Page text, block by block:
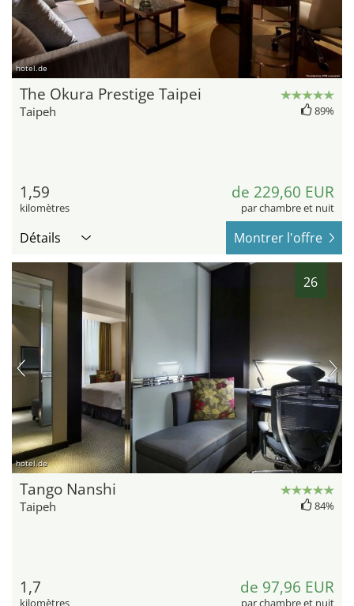
hotel.de
The Okura Prestige Taipei
Taipeh 89%
1,59
kilomètres
de 229,60 EUR
par chambre et nuit
Détails Montrer l'offre
26
hotel.de
Tango Nanshi
Taipeh 84%
1,7 de 97,96 EUR